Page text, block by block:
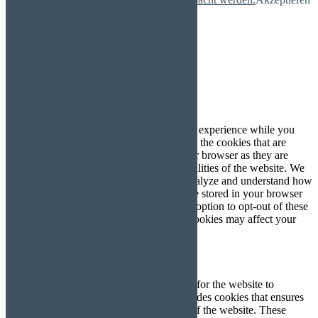
This website uses cookies to improve your experience while you
navigate through the website. Out of these, the cookies that are
categorized as necessary are stored on your browser as they are
essential for the working of basic functionalities of the website. We
also use third-party cookies that help us analyze and understand how
you use this website. These cookies will be stored in your browser
only with your consent. You also have the option to opt-out of these
cookies. But opting out of some of these cookies may affect your
Necessary cookies are absolutely essential for the website to
function properly. This category only includes cookies that ensures
basic functionalities and security features of the website. These